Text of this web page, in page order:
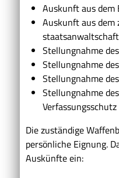
Auskunft aus
Auskunft aus dem
Stellungnahme
Stellungnahme
Stellungnahme
Stellungnahme
Verfassungsschutz
Diezuständige
persönliche Eignung. D
Auskünfte ein: